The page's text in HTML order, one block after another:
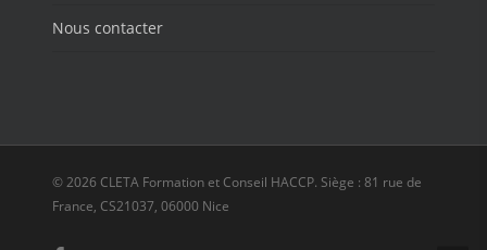
Nous contacter
© 2026 CLETA Formation et Conseil HACCP. Siège : 81 rue de
France, CS21037, 06000 Nice